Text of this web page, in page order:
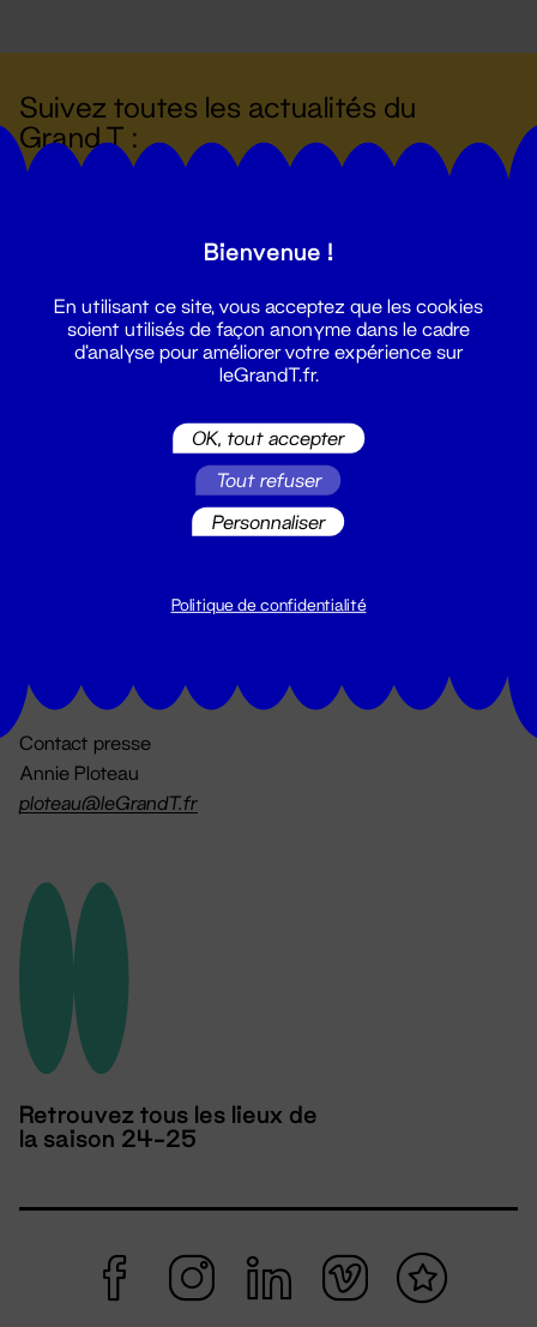
Suivez toutes les actualités du
Grand T :
billetterie@leGrandT.fr
Contact presse
Annie Ploteau
ploteau@leGrandT.fr
Retrouvez tous les lieux de
la saison 24-25
Bienvenue !
En utilisant ce site, vous acceptez que les cookies
soient utilisés de façon anonyme dans le cadre
d'analyse pour améliorer votre expérience sur
leGrandT.fr.
OK, tout accepter
Tout refuser
Personnaliser
Politique de confidentialité